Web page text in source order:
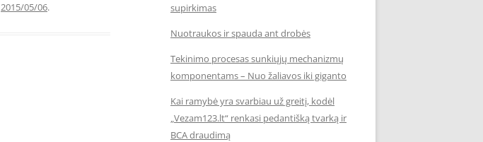
2015/05/06.
supirkimas
Nuotraukos ir spauda ant drobės
Tekinimo procesas sunkiųjų mechanizmų
komponentams – Nuo žaliavos iki giganto
Kai ramybė yra svarbiau už greitį, kodėl
„Vezam123.lt“ renkasi pedantišką tvarką ir
BCA draudimą